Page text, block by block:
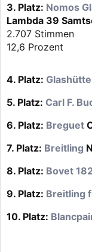
3. Platz: Nomos
Lambda 39
2.707 Stimmen
12,6 Prozent
4. Platz:
5. Platz: Carl F.
6. Platz: Breguet
7. Platz: Breitling
8. Platz: Bovet
9. Platz: Breitling
10. Platz: